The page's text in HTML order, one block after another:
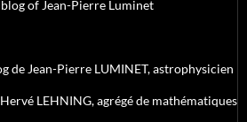
of Jean-Pierre Luminet
de Jean-Pierre LUMINET, astrophysicien
LEHNING, agrégé de mathématiques